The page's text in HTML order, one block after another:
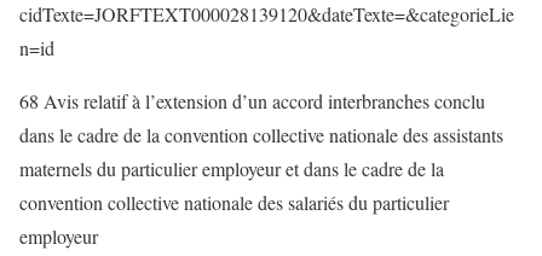
cidTexte=JORFTEXT000028139120&dateTexte=&categorieLie
n=id
68 Avis relatif à l’extension d’un accord interbranches conclu
dans le cadre de la convention collective nationale des assistants
maternels du particulier employeur et dans le cadre de la
convention collective nationale des salariés du particulier
employeur